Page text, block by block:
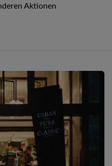
Aktionen